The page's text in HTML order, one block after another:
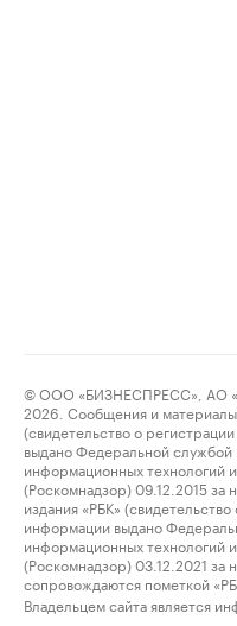
© ООО «БИЗНЕСПРЕСС», АО
2026. Сообщения и материалы
(свидетельство о
выдано Федеральной службой
информационных технологий
(Роскомнадзор) 09.12.2015
издания «РБК»
информации выдано
информационных технологий
(Роскомнадзор) 03.12.2021
сопровождаются пометкой
Владельцем сайта является